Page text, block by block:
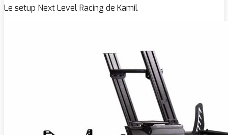
Le setup Next Level Racing de Kamil